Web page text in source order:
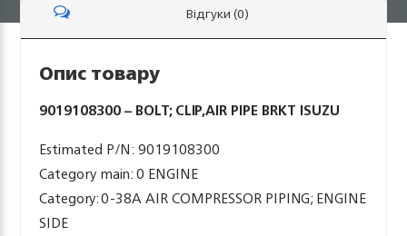
Відгуки (0)
Опис товару
9019108300 – BOLT; CLIP,AIR PIPE BRKT ISUZU
Estimated P/N: 9019108300
Category main: 0 ENGINE
Category: 0-38A AIR COMPRESSOR PIPING; ENGINE
SIDE